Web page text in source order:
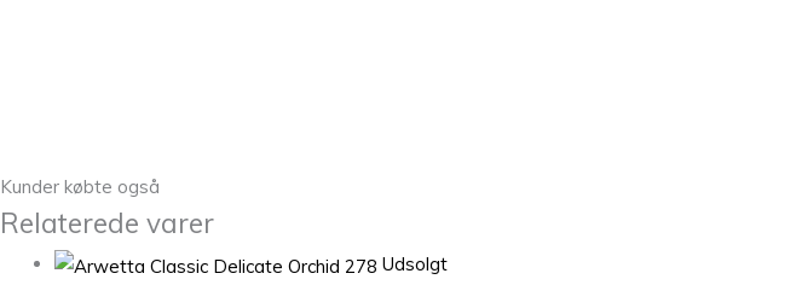
Kunder købte også
Relaterede varer
Udsolgt